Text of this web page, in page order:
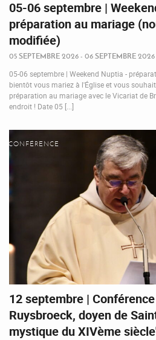
05-06 septembre |
préparation au mariage
modifiée)
05 SEPTEMBRE 2026 - 06 SEPTEMBRE 2026
05-06 septembre | Weekend Nuptia -
bientôt vous mariez à l'Église et vous
préparation au mariage avec le Vicariat de
endroit ! Date 05 [...]
CONFÉRENCE
12 septembre |
Ruysbroeck, doyen de
mystique du XIVème